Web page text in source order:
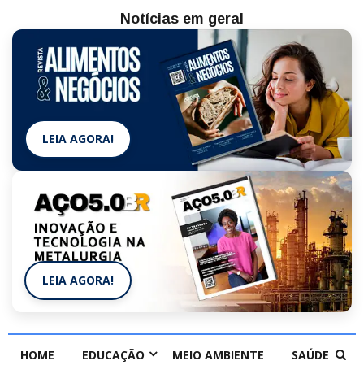
Notícias em geral
LEIA AGORA!
LEIA AGORA!
HOME EDUCAÇÃO MEIO AMBIENTE SAÚDE